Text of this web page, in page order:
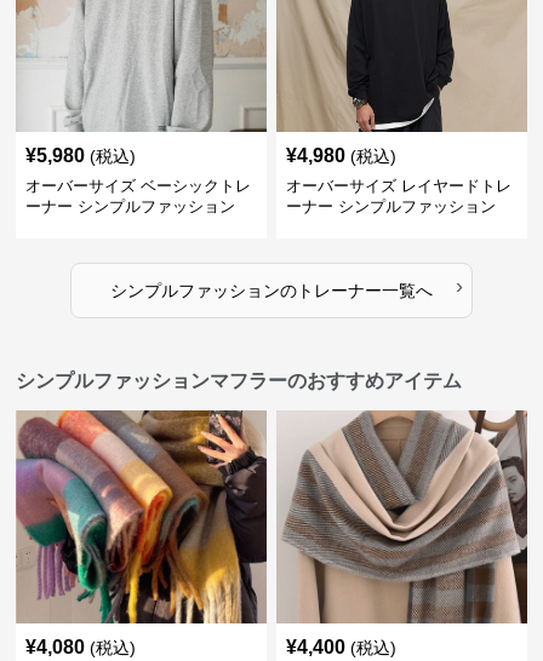
¥5,980 (税込)
オーバーサイズ ベーシックトレ
ーナー シンプルファッション
¥4,980 (税込)
オーバーサイズ レイヤードトレ
ーナー シンプルファッション
シンプルファッションのトレーナー一覧へ ›
シンプルファッションマフラーのおすすめアイテム
¥4,080 (税込) ¥4,400 (税込)